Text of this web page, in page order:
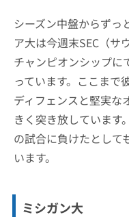
シーズン中盤からずっ
ア大は今週末SEC（サ
チャンピオンシップに
っています。ここまで
ディフェンスと堅実な
きく突き放しています
の試合に負けたとして
います。
ミシガン大